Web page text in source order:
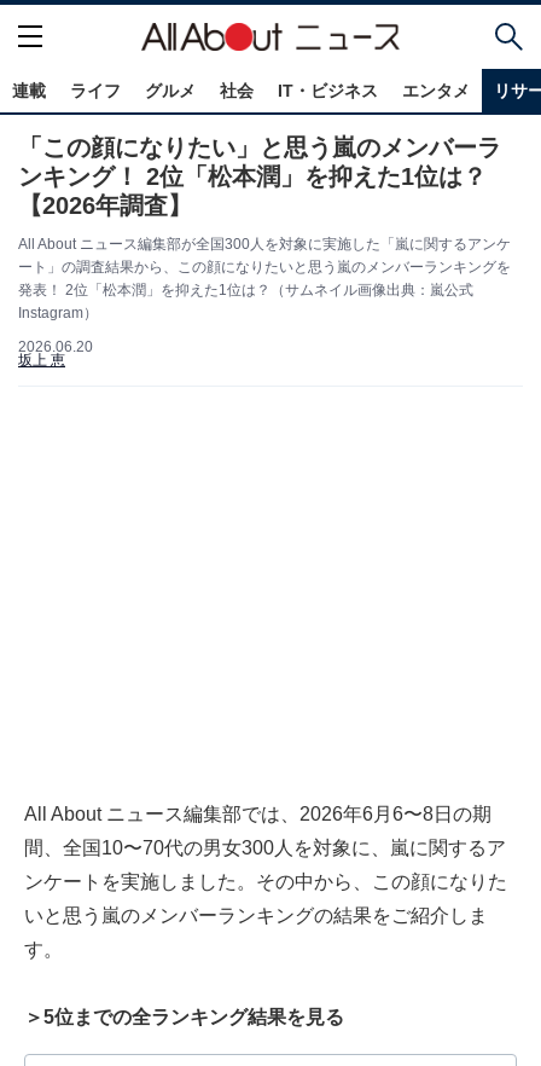
連載 ライフ グルメ 社会 IT・ビジネス エンタメ リサ
「この顔になりたい」と思う嵐のメンバーラ
ンキング！ 2位「松本潤」を抑えた1位は？
【2026年調査】
All About ニュース編集部が全国300人を対象に実施した「嵐に関するアンケ
ート」の調査結果から、この顔になりたいと思う嵐のメンバーランキングを
発表！ 2位「松本潤」を抑えた1位は？（サムネイル画像出典：嵐公式
Instagram）
2026.06.20
坂上 恵
All About ニュース編集部では、2026年6月6〜8日の期
間、全国10〜70代の男女300人を対象に、嵐に関するア
ンケートを実施しました。その中から、この顔になりた
いと思う嵐のメンバーランキングの結果をご紹介しま
す。
＞5位までの全ランキング結果を見る